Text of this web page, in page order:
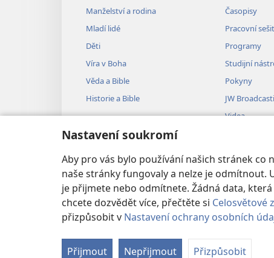
Nastavení soukromí
Aby pro vás bylo používání našich stránek
naše stránky fungovaly a nelze je odmítnout.
je přijmete nebo odmítnete. Žádná data,
chcete dozvědět více, přečtěte si Celosvětové
přizpůsobit v Nastavení ochrany osobních
Přijmout Nepřijmout Přizpůsobit
Manželství a rodina
Mladí lidé
Děti
Víra v Boha
Věda a Bible
Historie a Bible
Časopisy
Pracovní
Programy
Studijní
Pokyny
JW
Videa
Copyright © 2026 Watch Tower